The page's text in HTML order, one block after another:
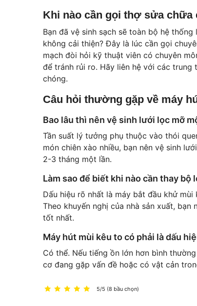
Khi nào cần gọi thợ sửa chữa
Bạn đã vệ sinh sạch sẽ toàn bộ hệ
không cải thiện? Đây là lúc cần gọi
mạch đòi hỏi kỹ thuật viên có chuyên
để tránh rủi ro. Hãy liên hệ với các trung
chóng.
Câu hỏi thường gặp về máy
Bao lâu thì nên vệ sinh lưới lọc mỡ
Tần suất lý tưởng phụ thuộc vào thói
món chiên xào nhiều, bạn nên vệ sinh
2-3 tháng một lần.
Làm sao để biết khi nào cần thay bộ
Dấu hiệu rõ nhất là máy bắt đầu khử
Theo khuyến nghị của nhà sản xuất,
tốt nhất.
Máy hút mùi kêu to có phải là dấu
Có thể. Nếu tiếng ồn lớn hơn bình
cơ đang gặp vấn đề hoặc có vật cản
5/5 (8 bầu chọn)